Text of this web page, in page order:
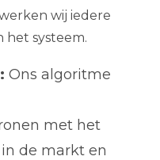
wij iedere
het systeem.
Ons algoritme
met het
de markt en